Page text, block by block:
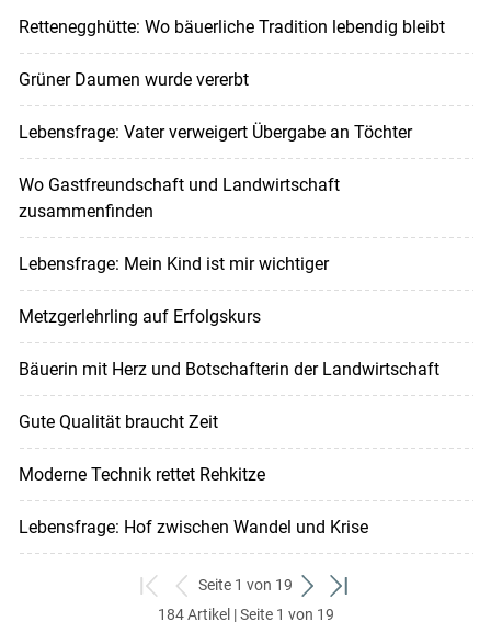
Rettenegghütte: Wo bäuerliche Tradition lebendig bleibt
Grüner Daumen wurde vererbt
Lebensfrage: Vater verweigert Übergabe an Töchter
Wo Gastfreundschaft und Landwirtschaft
zusammenfinden
Lebensfrage: Mein Kind ist mir wichtiger
Metzgerlehrling auf Erfolgskurs
Bäuerin mit Herz und Botschafterin der Landwirtschaft
Gute Qualität braucht Zeit
Moderne Technik rettet Rehkitze
Lebensfrage: Hof zwischen Wandel und Krise
zum
ersten
zurück
zum
Seite 1 von 19
weiter
zum
zum
184 Artikel | Seite 1 von 19